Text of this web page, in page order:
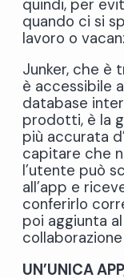
quindi, per
quando ci si
lavoro o
Junker, che è
è accessibile
database
prodotti, è la
più accurata
capitare che
l’utente può
all’app e
conferirlo
poi aggiunta
UN’UNICA